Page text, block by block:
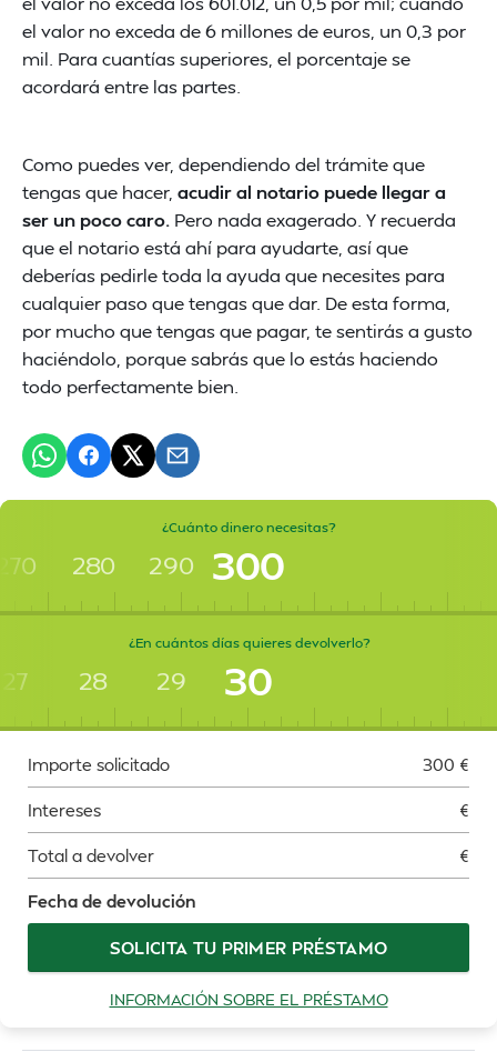
el valor no exceda de 6 millones de euros, un 0,3 por
mil. Para cuantías superiores, el porcentaje se
acordará entre las partes.
Como puedes ver, dependiendo del trámite que
tengas que hacer, acudir al notario puede llegar a
ser un poco caro. Pero nada exagerado. Y recuerda
que el notario está ahí para ayudarte, así que
deberías pedirle toda la ayuda que necesites para
cualquier paso que tengas que dar. De esta forma,
por mucho que tengas que pagar, te sentirás a gusto
haciéndolo, porque sabrás que lo estás haciendo
todo perfectamente bien.
¿Cuánto dinero necesitas?
280 290 300
¿En cuántos días quieres devolverlo?
27 28 29 30
Importe solicitado 300 €
Intereses €
Total a devolver €
Fecha de devolución
SOLICITA TU PRIMER PRÉSTAMO
INFORMACIÓN SOBRE EL PRÉSTAMO